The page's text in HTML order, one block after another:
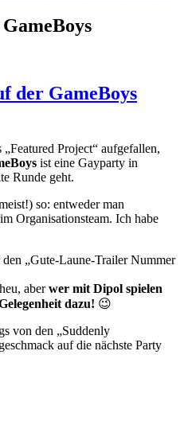
GameBoys
der GameBoys
Project“ aufgefallen,
ist eine Gayparty in
Runde geht.
so: entweder man
Organisationsteam. Ich habe
„Gute-Laune-Trailer Nummer
aberwer mit Dipol spielen
dazu! 😉
von den „Suddenly
auf die nächste Party